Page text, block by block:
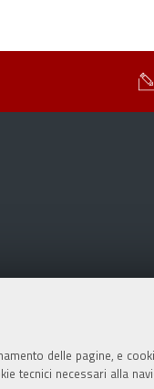
delle pagine, e
tecnici necessari alla